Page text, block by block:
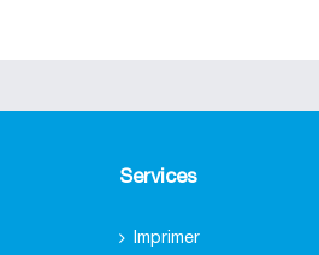
Services
Imprimer